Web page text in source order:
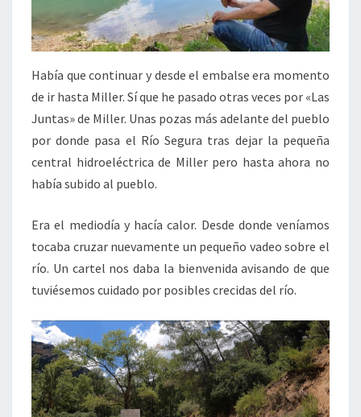
Había que continuar y desde el embalse era momento
de ir hasta Miller. Sí que he pasado otras veces por «Las
Juntas» de Miller. Unas pozas más adelante del pueblo
por donde pasa el Río Segura tras dejar la pequeña
central hidroeléctrica de Miller pero hasta ahora no
había subido al pueblo.
Era el mediodía y hacía calor. Desde donde veníamos
tocaba cruzar nuevamente un pequeño vadeo sobre el
río. Un cartel nos daba la bienvenida avisando de que
tuviésemos cuidado por posibles crecidas del río.